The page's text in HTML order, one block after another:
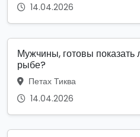
14.04.2026
Мужчины, готовы показать
рыбе?
Петах Тиква
14.04.2026